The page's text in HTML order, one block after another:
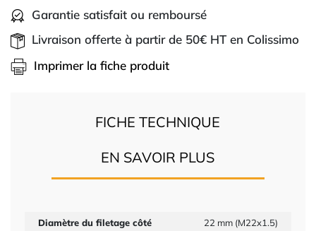
Garantie satisfait ou remboursé
Livraison offerte à partir de 50€ HT en Colissimo
Imprimer la fiche produit
FICHE TECHNIQUE
EN SAVOIR PLUS
Diamètre du filetage côté
22 mm (M22x1.5)